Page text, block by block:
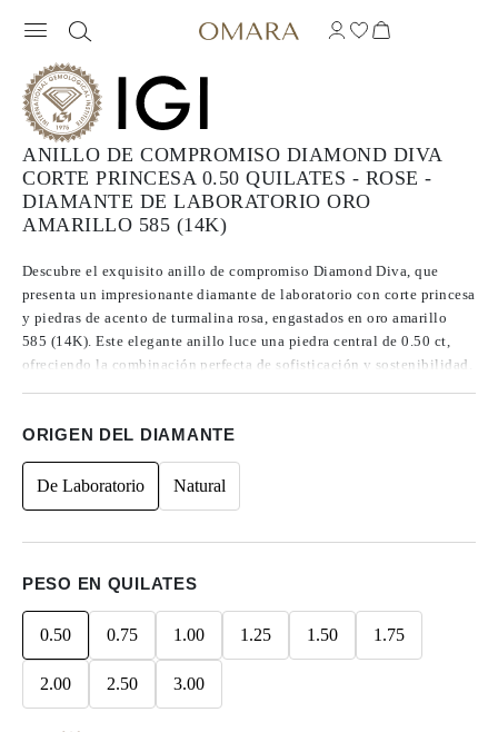
ANILLO DE COMPROMISO DIAMOND DIVA
CORTE PRINCESA 0.50 QUILATES - ROSE -
DIAMANTE DE LABORATORIO ORO
AMARILLO 585 (14K)
Descubre el exquisito anillo de compromiso Diamond Diva, que
presenta un impresionante diamante de laboratorio con corte princesa
y piedras de acento de turmalina rosa, engastados en oro amarillo
585 (14K). Este elegante anillo luce una piedra central de 0.50 ct,
ofreciendo la combinación perfecta de sofisticación y sostenibilidad.
ORIGEN DEL DIAMANTE
De Laboratorio Natural
PESO EN QUILATES
0.50 0.75 1.00 1.25 1.50 1.75
2.00 2.50 3.00